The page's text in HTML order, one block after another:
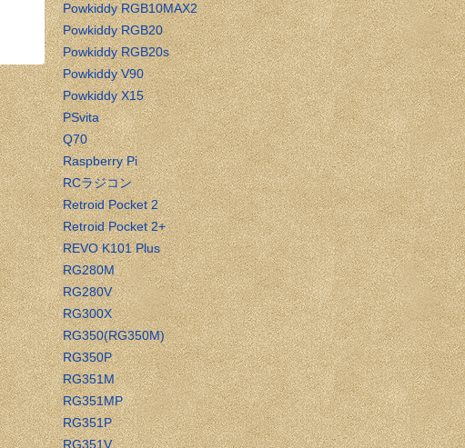
Powkiddy RGB10MAX2
Powkiddy RGB20
Powkiddy RGB20s
Powkiddy V90
Powkiddy X15
PSvita
Q70
Raspberry Pi
RCラジコン
Retroid Pocket 2
Retroid Pocket 2+
REVO K101 Plus
RG280M
RG280V
RG300X
RG350(RG350M)
RG350P
RG351M
RG351MP
RG351P
RG351V